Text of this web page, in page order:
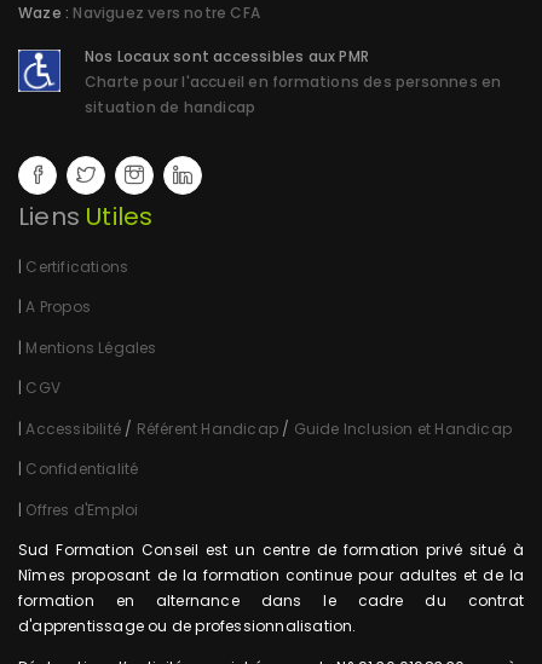
Waze : Naviguez vers notre CFA
Nos Locaux sont accessibles aux PMR
Charte pour l'accueil en formations des personnes en
situation de handicap
Liens Utiles
| Certifications
|A Propos
| Mentions Légales
| CGV
|Accessibilité / Référent Handicap / Guide Inclusion et Handicap
| Confidentialité
| Offres d'Emploi
Sud Formation Conseil est un centre de formation privé situé à
Nîmes proposant de la formation continue pour adultes et de la
formation en alternance dans le cadre du contrat
d'apprentissage ou de professionnalisation.